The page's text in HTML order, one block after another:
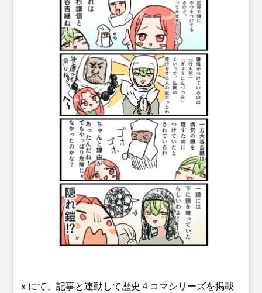
ｘにて、記事と連動して歴史４コマシリーズを掲載